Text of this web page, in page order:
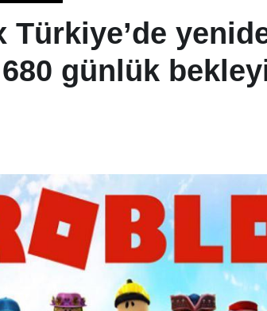
Türkiye’de
680 günlük